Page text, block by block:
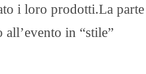
i loro prodotti.La parte
in “stile”